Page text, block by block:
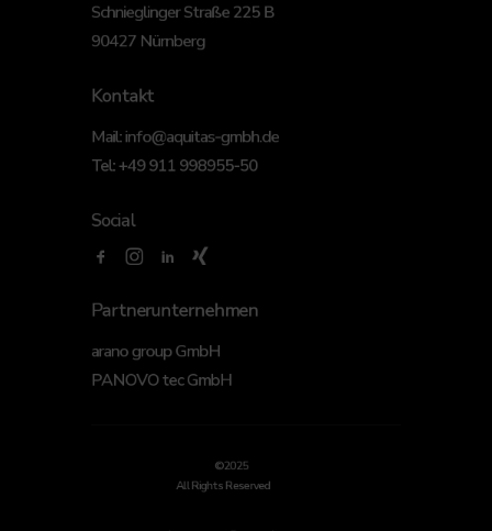
Schnieglinger Straße 225 B
90427 Nürnberg
Kontakt
Mail:info@aquitas-gmbh.de
Tel:+49 911 998955-50
Social
Partnerunternehmen
arano group GmbH
PANOVO tec GmbH
©2025
All Rights Reserved